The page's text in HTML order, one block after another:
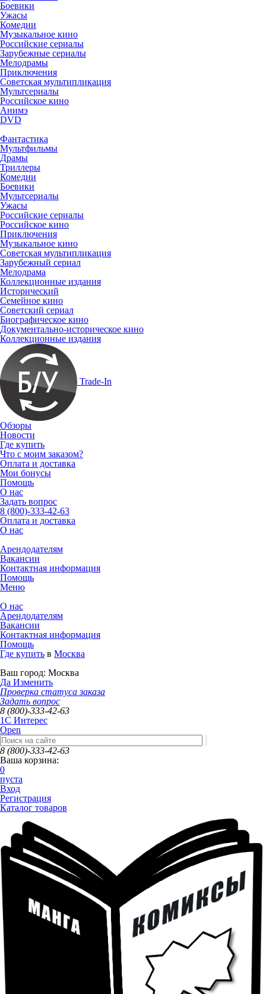
Боевики
Ужасы
Комедии
Музыкальное кино
Российские сериалы
Зарубежные сериалы
Мелодрамы
Приключения
Советская мультипликация
Мультсериалы
Российское кино
Анимэ
DVD
Фантастика
Мультфильмы
Драмы
Триллеры
Комедии
Боевики
Мультсериалы
Ужасы
Российские сериалы
Российское кино
Приключения
Музыкальное кино
Советская мультипликация
Зарубежный сериал
Мелодрама
Коллекционные издания
Исторический
Семейное кино
Советский сериал
Биографическое кино
Документально-историческое кино
Коллекционные издания
Trade-In
Обзоры
Новости
Где купить
Что с моим заказом?
Оплата и доставка
Мои бонусы
Помощь
О нас
Задать вопрос
8 (800)-333-42-63
Оплата и доставка
О нас
Арендодателям
Вакансии
Контактная информация
Помощь
Меню
О нас
Арендодателям
Вакансии
Контактная информация
Помощь
Где купить в Москва
Ваш город: Москва
Да Изменить
Проверка статуса заказа
Задать вопрос
8 (800)-333-42-63
1C Интерес
Open
8 (800)-333-42-63
Ваша корзина:
0
пуста
Вход
Регистрация
Каталог товаров